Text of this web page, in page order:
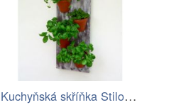
Kuchyňská skříňka Stilo 40 GS-90 1F…